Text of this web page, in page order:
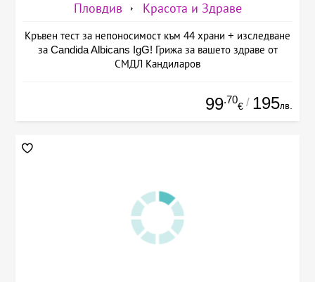
Пловдив Красота и Здраве
Кръвен тест за непоносимост към 44 храни + изследване
за Candida Albicans IgG! Грижа за вашето здраве от
СМДЛ Кандиларов
99.70
€ / 195лв.